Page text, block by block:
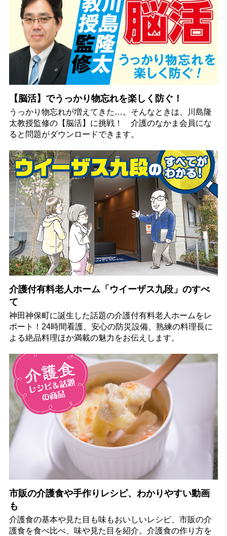
【脳活】でうっかり物忘れを楽しく防ぐ！
うっかり物忘れが増えてきた…。そんなときは、川島隆
太教授監修の【脳活】に挑戦！ 介護のなかま会員にな
ると問題がダウンロードできます。
介護付有料老人ホーム「ウイーザス九段」のすべ
て
神田神保町に誕生した話題の介護付有料老人ホームをレ
ポート！24時間看護、安心の防災設備、熟練の料理長に
よる絶品料理ほか満載の魅力をお伝えします。
市販の介護食や手作りレシピ、わかりやすい動画
も
介護食の基本や見た目も味もおいしいレシピ、市販の介
護食を食べ比べ、味や見た目を紹介。介護食の作り方を